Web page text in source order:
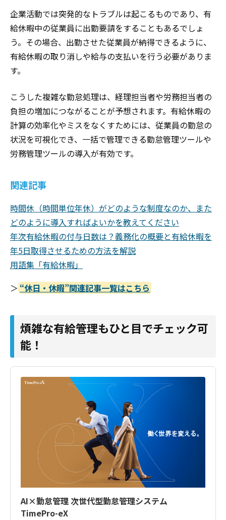
企業活動では突発的なトラブルは起こるものであり、有
給休暇中の従業員に出勤要請をすることもあるでしょ
う。その場合、出勤させた従業員が納得できるように、
有給休暇の取り消しや給与の支払いを行う必要がありま
す。
こうした複雑な勤怠処理は、経理担当者や労務担当者の
負担の増加につながることが予想されます。有給休暇の
計算の効率化やミスをなくすためには、従業員の勤怠の
状況を可視化でき、一括で管理できる勤怠管理ツールや
労務管理ツールの導入が有効です。
関連記事
時間休（時間単位年休）がどのような制度なのか、また
どのように導入すればよいかを教えてください
年次有給休暇の付与日数は？義務化の概要と有給休暇を
年5日取得させるための方法を解説
用語集「有給休暇」
＞ “休日・休暇”関連記事一覧はこちら
煩雑な有給管理もひと目でチェック可
能！
AI×勤怠管理 次世代型勤怠管理システム
TimePro-eX